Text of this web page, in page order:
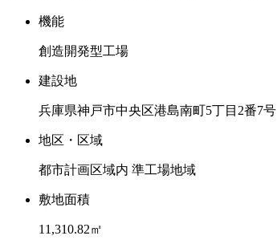
機能
創造開発型工場
建設地
兵庫県神戸市中央区港島南町5丁目2番7号
地区・区域
都市計画区域内 準工場地域
敷地面積
11,310.82㎡